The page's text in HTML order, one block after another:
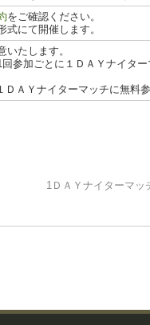
をご確認ください。
にて開催します。
いたします。
参加ごとに１ＤＡＹナイター
ＡＹナイターマッチに無料参
1ＤＡＹナイターマ